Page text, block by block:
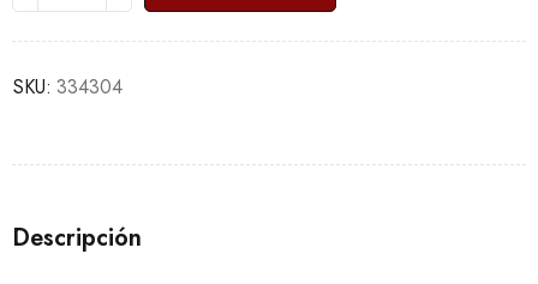
SKU: 334304
Descripción